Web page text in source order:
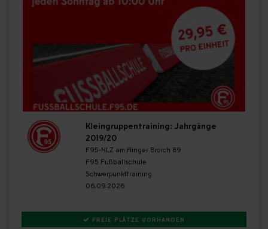
Kleingruppentraining: Jahrgänge
2019/20
F95-NLZ am Flinger Broich 89
F95 Fußballschule
Schwerpunkttraining
06.09.2026
FREIE PLÄTZE VORHANDEN